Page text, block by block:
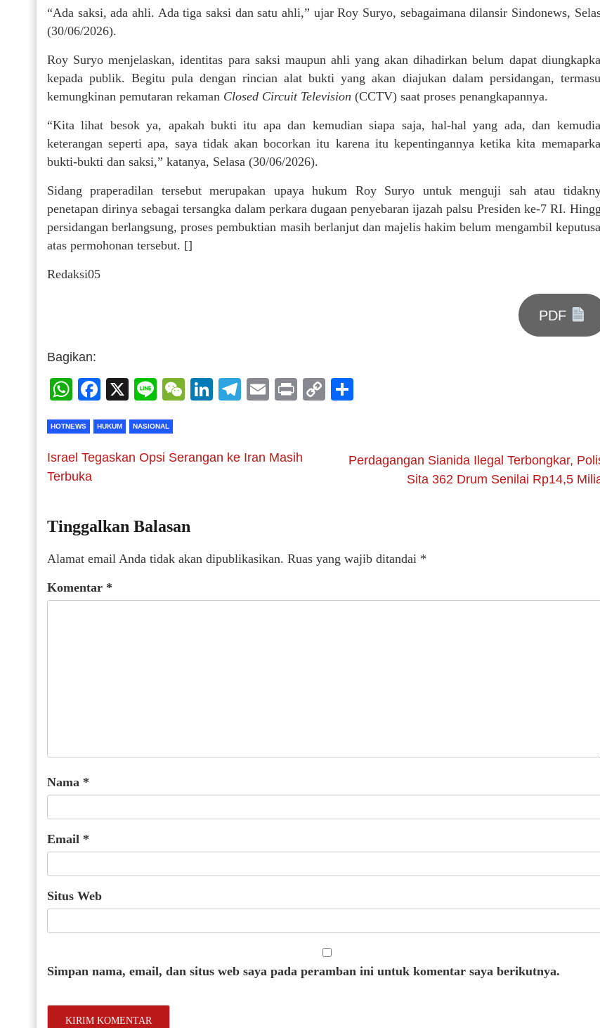
“Ada saksi, ada ahli. Ada tiga saksi dan satu ahli,” ujar Roy Suryo, sebagaimana dilansir Sindonews,
(30/06/2026).
Roy Suryo menjelaskan, identitas para saksi maupun ahli yang akan dihadirkan belum dapat
kepada publik. Begitu pula dengan rincian alat bukti yang akan diajukan dalam persidangan,
kemungkinan pemutaran rekaman Closed Circuit Television (CCTV) saat proses penangkapannya.
“Kita lihat besok ya, apakah bukti itu apa dan kemudian siapa saja, hal-hal yang ada, dan
keterangan seperti apa, saya tidak akan bocorkan itu karena itu kepentingannya ketika kita
bukti-bukti dan saksi,” katanya, Selasa (30/06/2026).
Sidang praperadilan tersebut merupakan upaya hukum Roy Suryo untuk menguji sah atau
penetapan dirinya sebagai tersangka dalam perkara dugaan penyebaran ijazah palsu Presiden ke-7 RI.
persidangan berlangsung, proses pembuktian masih berlanjut dan majelis hakim belum mengambil
atas permohonan tersebut. []
Redaksi05
PDF
Bagikan:
WhatsApp
Facebook
X LineWeChat
LinkedIn
Telegram
EmailPrintCopy
HOTNEWS HUKUM NASIONAL
Israel Tegaskan Opsi Serangan ke Iran Masih
Terbuka
Perdagangan Sianida Ilegal Terbongkar,
Sita 362 Drum Senilai Rp14,5
Tinggalkan Balasan
Alamat email Anda tidak akan dipublikasikan. Ruas yang wajib ditandai *
Komentar *
Nama *
Email *
Situs Web
Simpan nama, email, dan situs web saya pada peramban ini untuk komentar saya berikutnya.